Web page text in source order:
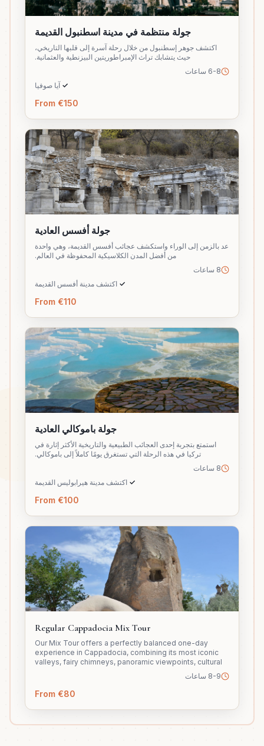
جولة منتظمة في مدينة اسطنبول القديمة
اكتشف جوهر إسطنبول من خلال رحلة آسرة إلى قلبها التاريخي،
حيث يتشابك تراث الإمبراطوريتين البيزنطية والعثمانية.
6-8 ساعات
✓ آيا صوفيا
From €150
جولة أفسس العادية
عد بالزمن إلى الوراء واستكشف عجائب أفسس القديمة، وهي واحدة
من أفضل المدن الكلاسيكية المحفوظة في العالم.
8 ساعات
✓ اكتشف مدينة أفسس القديمة
From €110
جولة باموكالي العادية
استمتع بتجربة إحدى العجائب الطبيعية والتاريخية الأكثر إثارة في
تركيا في هذه الرحلة التي تستغرق يومًا كاملاً إلى باموكالي.
8 ساعات
✓ اكتشف مدينة هيرابوليس القديمة
From €100
Regular Cappadocia Mix Tour
Our Mix Tour offers a perfectly balanced one-day
experience in Cappadocia, combining its most iconic
valleys, fairy chimneys, panoramic viewpoints, cultural
ateliers, and an underground city to deliver a complete
blend of nature, history, and local heritage in a single
journey.
8-9 ساعات
From €80